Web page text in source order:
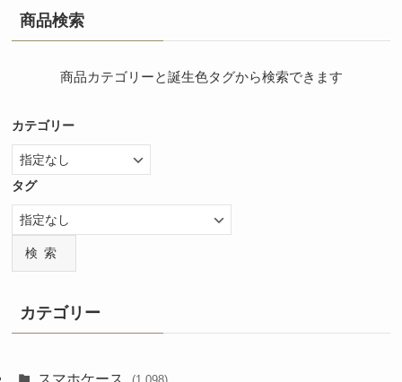
商品検索
商品カテゴリーと誕生色タグから検索できます
カテゴリー
タグ
検索
カテゴリー
スマホケース